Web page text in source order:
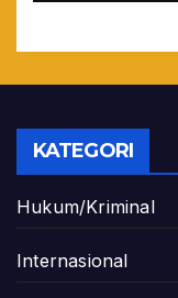
KATEGORI
Hukum/Kriminal
Internasional